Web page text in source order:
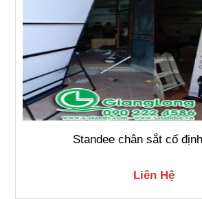
Standee chân sắt cố
Liên Hệ